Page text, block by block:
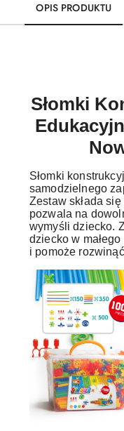
OPIS PRODUKTU
Słomki
Słomki
samodzielnego
Zestaw składa
pozwala na
wymyśli dziecko.
dziecko w
i pomoże